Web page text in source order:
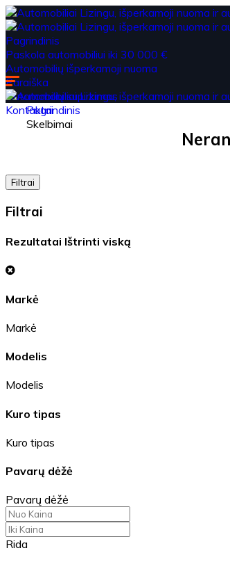
Pagrindinis
Paskola automobiliui iki 30 000 €
Automobilių išperkamoji nuoma
Paraiška
Automobilių supirkimas
Kontaktai
Pagrindinis
Skelbimai
Filtrai
Filtrai
Rezultatai Ištrinti viską
Markė
Markė
Modelis
Modelis
Kuro tipas
Kuro tipas
Pavarų dėžė
Pavarų dėžė
Rida